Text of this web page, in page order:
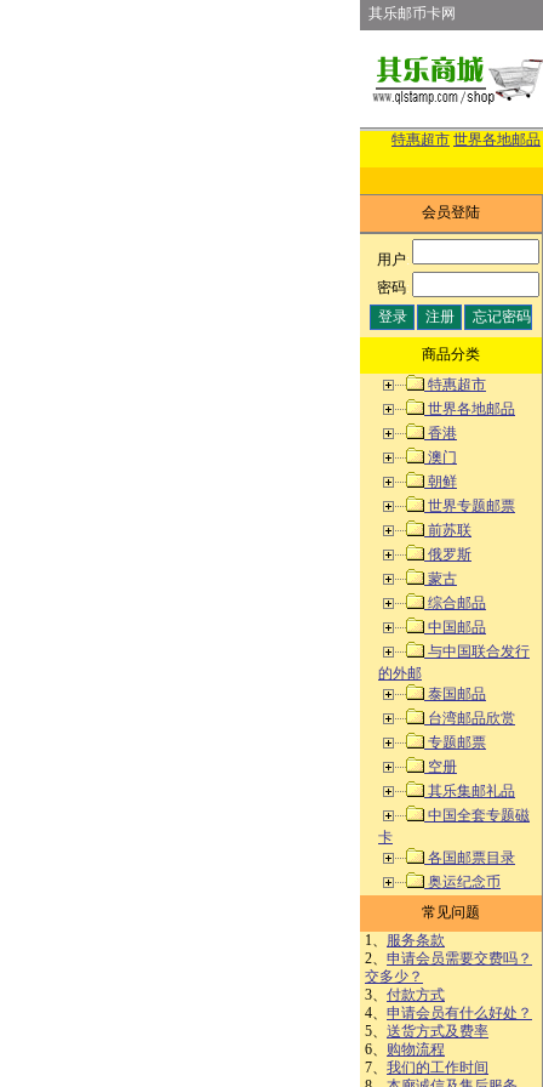
其乐邮币卡网
特惠超市 世界各地邮品
会员登陆
用户:
密码:
商品分类
特惠超市
世界各地邮品
香港
澳门
朝鲜
世界专题邮票
前苏联
俄罗斯
蒙古
综合邮品
中国邮品
与中国联合发行
的外邮
泰国邮品
台湾邮品欣赏
专题邮票
空册
其乐集邮礼品
中国全套专题磁
卡
各国邮票目录
奥运纪念币
常见问题
1、 服务条款
2、 申请会员需要交费吗？
交多少？
3、 付款方式
4、 申请会员有什么好处？
5、 送货方式及费率
6、 购物流程
7、 我们的工作时间